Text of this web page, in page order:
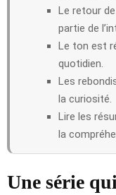
Le retour
partie de
Le ton est
quotidien.
Les
la curiosité.
Lire les
la
Une série